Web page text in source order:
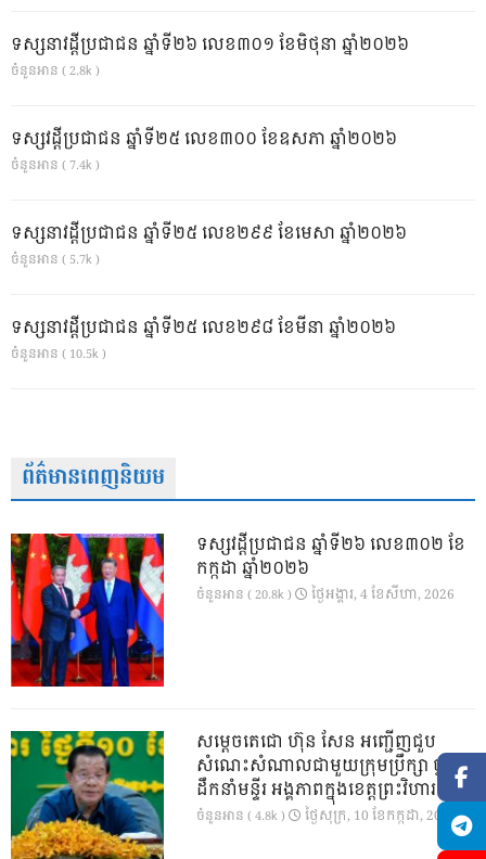
ទស្សនាវដ្ដីប្រជាជន ឆ្នាំទី២៦ លេខ៣០១ ខែមិថុនា ឆ្នាំ២០២៦
ចំនួនអាន ( 2.8k )
ទស្សវដ្តីប្រជាជន ឆ្នាំទី២៥ លេខ៣០០ ខែឧសភា ឆ្នាំ២០២៦
ចំនួនអាន ( 7.4k )
ទស្សនាវដ្ដីប្រជាជន ឆ្នាំទី២៥ លេខ២៩៩ ខែមេសា ឆ្នាំ២០២៦
ចំនួនអាន ( 5.7k )
ទស្សនាវដ្ដីប្រជាជន ឆ្នាំទី២៥ លេខ២៩៨ ខែមីនា ឆ្នាំ២០២៦
ចំនួនអាន ( 10.5k )
ព័ត៌មានពេញនិយម
ទស្សវដ្តីប្រជាជន ឆ្នាំទី២៦ លេខ៣០២ ខែ
កក្កដា ឆ្នាំ២០២៦
ចំនួនអាន ( 20.8k ) ថ្ងៃ​អង្គារ, 4 ខែ​សីហា, 2026
សម្តេចតេជោ ហ៊ុន សែន អញ្ជើញជួប
សំណេះសំណាលជាមួយក្រុមប្រឹក្សា ថ្នាក់
ដឹកនាំមន្ទីរ អង្គភាពក្នុងខេត្តព្រះវិហារ
ចំនួនអាន ( 4.8k ) ថ្ងៃ​សុក្រ, 10 ខែ​កក្កដា, 2026